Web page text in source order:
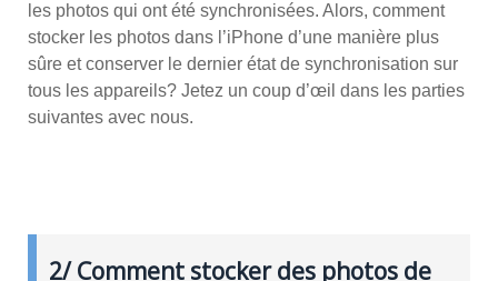
les photos qui ont été synchronisées. Alors, comment
stocker les photos dans l’iPhone d’une manière plus
sûre et conserver le dernier état de synchronisation sur
tous les appareils? Jetez un coup d’œil dans les parties
suivantes avec nous.
2/ Comment stocker des photos de